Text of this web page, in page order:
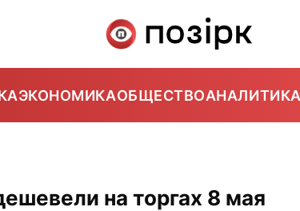
ЭКОНОМИКАОБЩЕСТВОАНАЛИТИКА
на торгах 8 мая